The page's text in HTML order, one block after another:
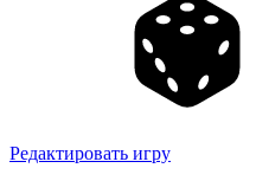
Редактировать игру